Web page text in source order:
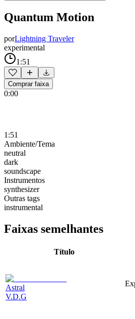
Quantum Motion
porLightning Traveler
experimental
1:51
Comprar faixa
0:00
1:51
Ambiente/Tema
neutral
dark
soundscape
Instrumentos
synthesizer
Outras tags
instrumental
Faixas semelhantes
Título
Astral
V.D.G